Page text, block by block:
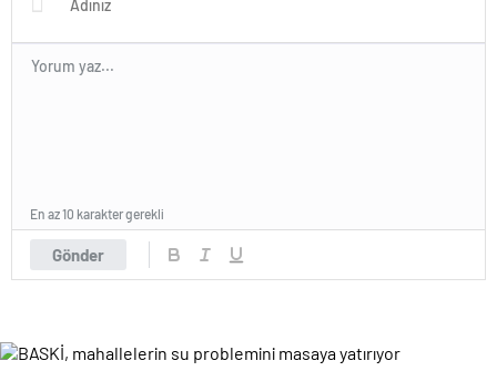
Gönder
En az 10 karakter gerekli